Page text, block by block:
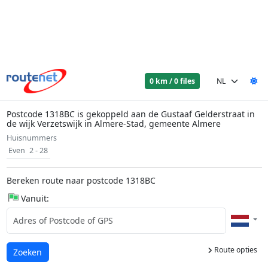
0 km / 0 files
Postcode 1318BC is gekoppeld aan de Gustaaf Gelderstraat in
de wijk Verzetswijk in Almere-Stad, gemeente Almere
Huisnummers
Even 2 - 28
Bereken route naar postcode 1318BC
Vanuit:
Route opties
Laden...
Zoeken